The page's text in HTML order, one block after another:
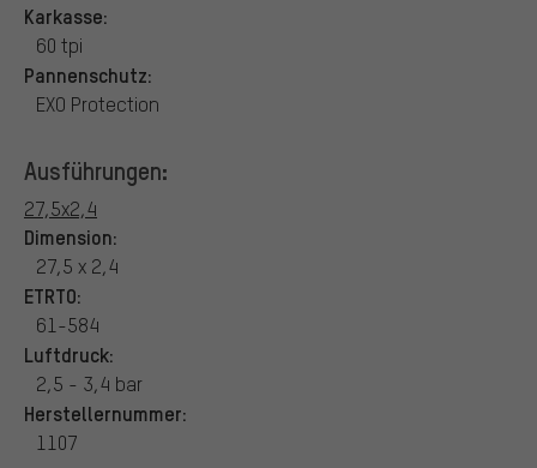
Karkasse:
60 tpi
Pannenschutz:
EXO Protection
Ausführungen:
27,5x2,4
Dimension:
27,5 x 2,4
ETRTO:
61-584
Luftdruck:
2,5 - 3,4 bar
Herstellernummer:
1107